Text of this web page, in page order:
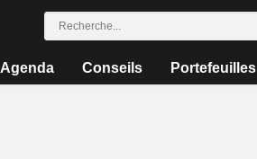
Agenda Conseils Portefeuilles